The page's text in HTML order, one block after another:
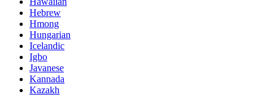
Hebrew
Hmong
Hungarian
Icelandic
Igbo
Javanese
Kannada
Kazakh